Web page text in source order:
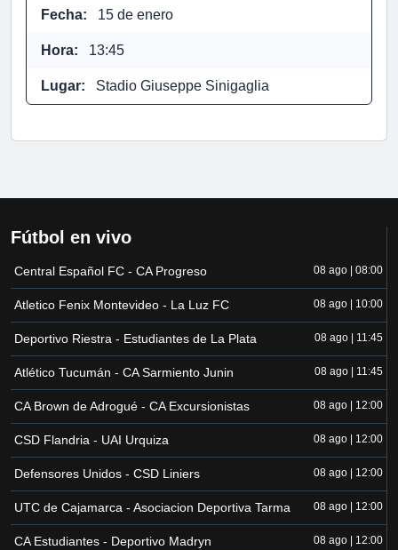
Fecha: 15 de enero
Hora: 13:45
Lugar: Stadio Giuseppe Sinigaglia
Fútbol en vivo
Central Español FC - CA Progreso 08 ago | 08:00
Atletico Fenix Montevideo - La Luz FC 08 ago | 10:00
Deportivo Riestra - Estudiantes de La Plata 08 ago | 11:45
Atlético Tucumán - CA Sarmiento Junin 08 ago | 11:45
CA Brown de Adrogué - CA Excursionistas 08 ago | 12:00
CSD Flandria - UAI Urquiza 08 ago | 12:00
Defensores Unidos - CSD Liniers 08 ago | 12:00
UTC de Cajamarca - Asociacion Deportiva Tarma 08 ago | 12:00
CA Estudiantes - Deportivo Madryn 08 ago | 12:00